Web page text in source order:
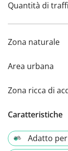
Quantità di
Zona naturale
Area urbana
Zona ricca di
Caratteristiche
Adatto